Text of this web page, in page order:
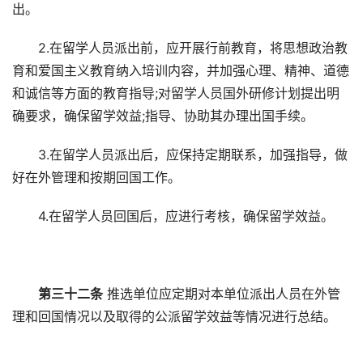
出。
2.在留学人员派出前，应开展行前教育，将思想政治教
育和爱国主义教育纳入培训内容，并加强心理、精神、道德
和诚信等方面的教育指导;对留学人员国外研修计划提出明
确要求，确保留学效益;指导、协助其办理出国手续。
3.在留学人员派出后，应保持定期联系，加强指导，做
好在外管理和按期回国工作。
4.在留学人员回国后，应进行考核，确保留学效益。
第三十二条推选单位应定期对本单位派出人员在外管
理和回国情况以及取得的公派留学效益等情况进行总结。